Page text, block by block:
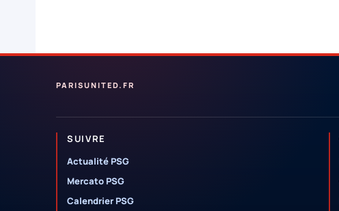
PARISUNITED.FR
SUIVRE
Actualité PSG
Mercato PSG
Calendrier PSG